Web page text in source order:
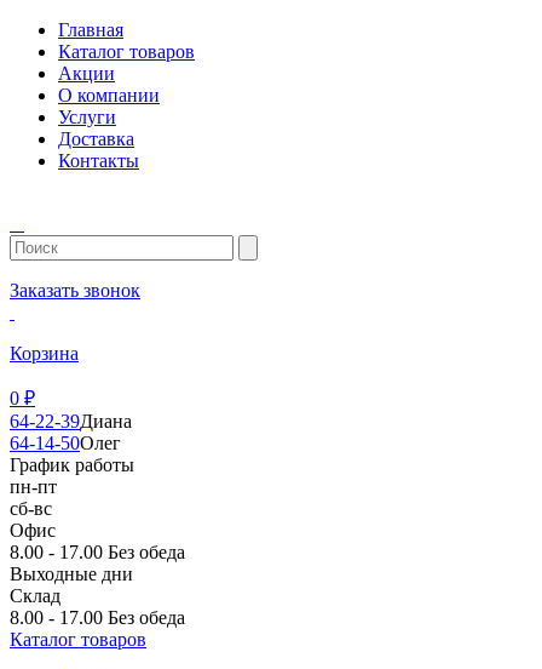
Главная
Каталог товаров
Акции
О компании
Услуги
Доставка
Контакты
Заказать звонок
Корзина
0 ₽
64-22-39Диана
64-14-50Олег
График работы
пн-пт
сб-вс
Офис
8.00 - 17.00 Без обеда
Выходные дни
Склад
8.00 - 17.00 Без обеда
Каталог товаров